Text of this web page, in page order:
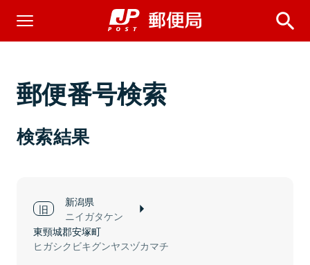
郵便番号検索
検索結果
新潟県
ニイガタケン
東頸城郡安塚町
ヒガシクビキグンヤスヅカマチ